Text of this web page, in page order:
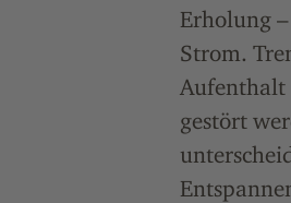
Erholung
Strom.
Aufenthalt
gestört